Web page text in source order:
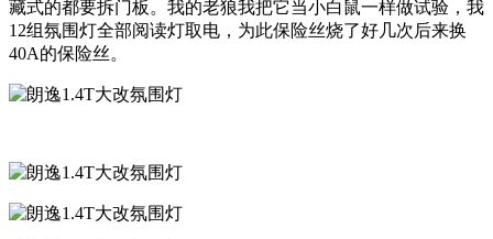
藏式的都要拆门板。我的老狼我把它当小白鼠一样做试验，我
12组氛围灯全部阅读灯取电，为此保险丝烧了好几次后来换
40A的保险丝。